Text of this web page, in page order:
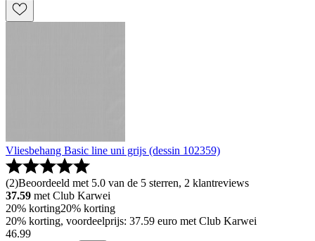
Vliesbehang Basic line uni grijs (dessin 102359)
(2)Beoordeeld met 5.0 van de 5 sterren, 2 klantreviews
37.59 met Club Karwei
20% korting20% korting
20% korting, voordeelprijs: 37.59 euro met Club Karwei
46.99